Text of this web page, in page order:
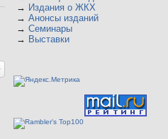
→ Издания о ЖКХ
→ Анонсы изданий
→ Семинары
→ Выставки